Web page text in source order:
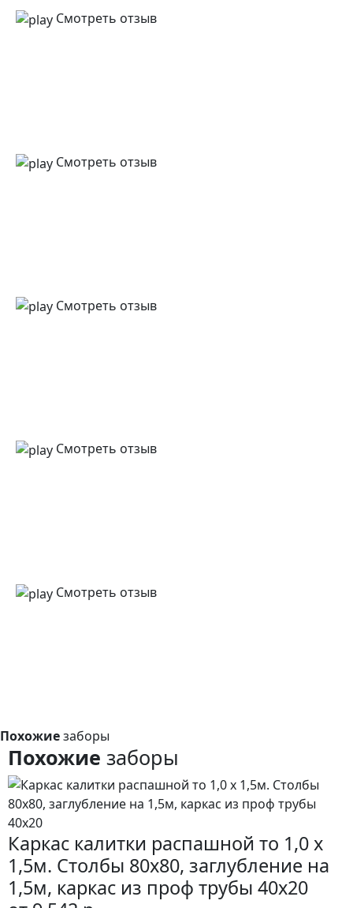
Смотреть отзыв
Смотреть отзыв
Смотреть отзыв
Смотреть отзыв
Смотреть отзыв
Похожиезаборы
Похожие заборы
Каркас калитки распашной то 1,0 x
1,5м. Столбы 80х80, заглубление на
1,5м, каркас из проф трубы 40х20